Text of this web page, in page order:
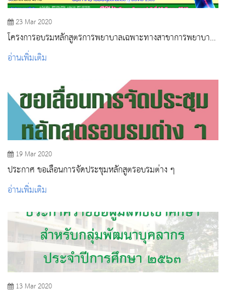
23 Mar 2020
โครงการอบรมหลักสูตรการพยาบาลเฉพาะทางสาขาการพยาบาล
ผู้ป่วยโรคหลอดเลือดสมอง
อ่านเพิ่มเติม
19 Mar 2020
ประกาศ ขอเลื่อนการจัดประชุมหลักสูตรอบรมต่าง ๆ
อ่านเพิ่มเติม
13 Mar 2020